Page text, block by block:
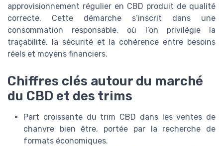
approvisionnement régulier en CBD produit de qualité
correcte. Cette démarche s’inscrit dans une
consommation responsable, où l’on privilégie la
traçabilité, la sécurité et la cohérence entre besoins
réels et moyens financiers.
Chiffres clés autour du marché
du CBD et des trims
Part croissante du trim CBD dans les ventes de
chanvre bien être, portée par la recherche de
formats économiques.